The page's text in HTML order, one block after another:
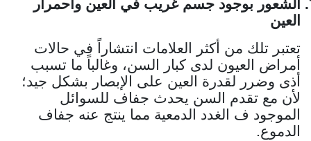
الشعور بوجود جسم غريب في العين واحمرار
العين
تعتبر تلك من أكثر العلامات انتشاراً في حالات
أمراض العيون لدى كبار السن، وغالباً ما تسبب
أذى وضرر لقدرة العين على الإبصار بشكل جيد؛
لأن مع تقدم السن يحدث جفاف للسوائل
الموجود ف الغدد الدمعية مما ينتج عنه جفاف
الدموع.